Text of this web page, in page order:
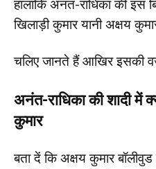
हालांकि अनंत-राधिका की इस
खिलाड़ी कुमार यानी अक्षय
चलिए जानते हैं आखिर इसकी
अनंत-राधिका की शादी में
कुमार
बता दें कि अक्षय कुमार